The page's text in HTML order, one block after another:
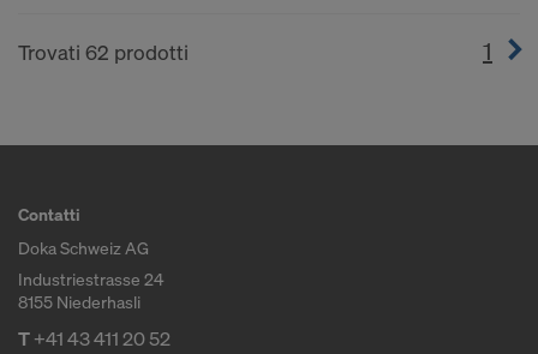
Trovati 62 prodotti 1
Contatti
Doka Schweiz AG
Industriestrasse 24
8155 Niederhasli
T+41 43 411 20 52